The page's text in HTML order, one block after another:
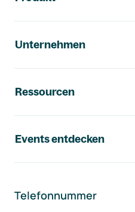
Unternehmen
Ressourcen
Events entdecken
Telefonnummer